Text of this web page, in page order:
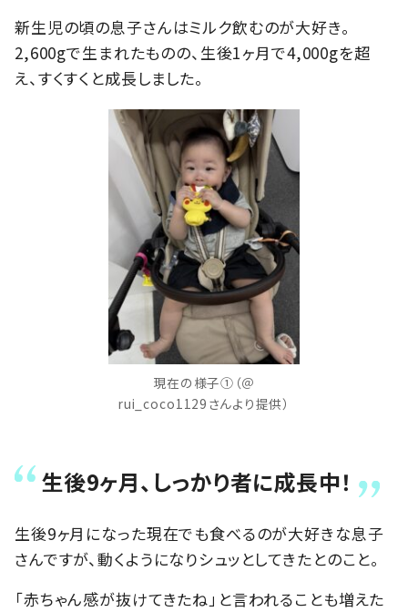
新生児の頃の息子さんはミルク飲むのが大好き。
2,600gで生まれたものの、生後1ヶ月で4,000gを超
え、すくすくと成長しました。
現在の様子①（＠
rui_coco1129さんより提供）
生後9ヶ月、しっかり者に成長中！
生後9ヶ月になった現在でも食べるのが大好きな息子
さんですが、動くようになりシュッとしてきたとのこと。
「赤ちゃん感が抜けてきたね」と言われることも増えた